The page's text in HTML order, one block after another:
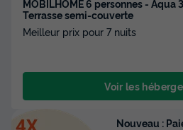
MOBILHOME 6 personnes - Aqua
Terrasse semi-couverte
Meilleur prix pour 7 nuits
Voir les
Nouveau :